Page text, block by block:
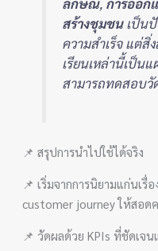
สร้างชุมชนเป็น
ความสำเร็จ แต่
เรียนเหล่านี้เป็น
สามารถทดสอบวั
📌 สรุปการนำไปใช้ได้จริง
📌 เริ่มจากการนิยามแก่นเ
customer journey ให้สอด
📌 วัดผลด้วย KPIs ที่ชัดเจ